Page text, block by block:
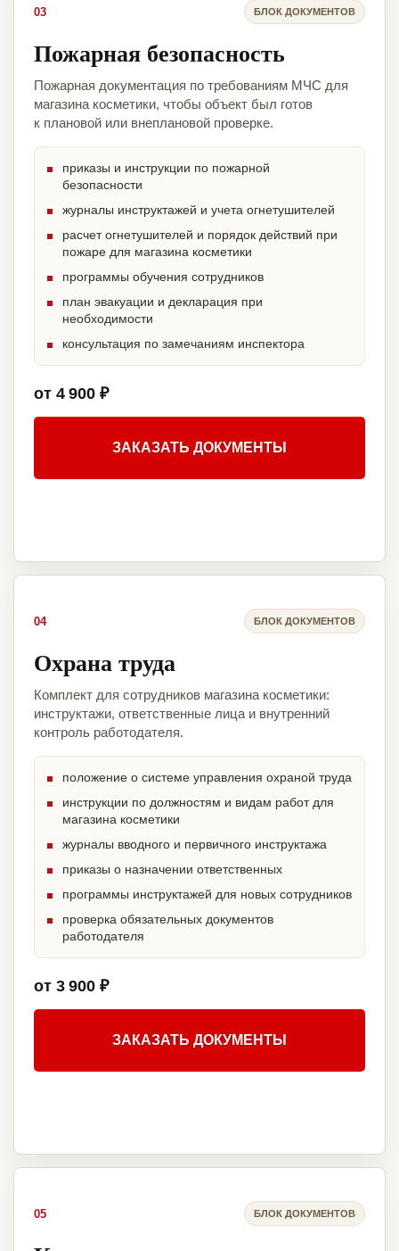
03 БЛОК ДОКУМЕНТОВ
Пожарная безопасность
Пожарная документация по требованиям МЧС для
магазина косметики, чтобы объект был готов
к плановой или внеплановой проверке.
приказы и инструкции по пожарной
безопасности
журналы инструктажей и учета огнетушителей
расчет огнетушителей и порядок действий при
пожаре для магазина косметики
программы обучения сотрудников
план эвакуации и декларация при
необходимости
консультация по замечаниям инспектора
от 4 900 ₽
ЗАКАЗАТЬ ДОКУМЕНТЫ
04 БЛОК ДОКУМЕНТОВ
Охрана труда
Комплект для сотрудников магазина косметики:
инструктажи, ответственные лица и внутренний
контроль работодателя.
положение о системе управления охраной труда
инструкции по должностям и видам работ для
магазина косметики
журналы вводного и первичного инструктажа
приказы о назначении ответственных
программы инструктажей для новых сотрудников
проверка обязательных документов
работодателя
от 3 900 ₽
ЗАКАЗАТЬ ДОКУМЕНТЫ
05 БЛОК ДОКУМЕНТОВ